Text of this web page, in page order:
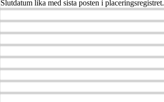
Slutdatum lika med sista posten i placeringsregistret.